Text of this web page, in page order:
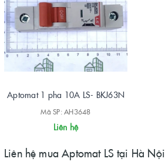
Aptomat 1 pha 10A LS- BKJ63N
Mã SP: AH3648
Liên hệ
Liên hệ mua Aptomat LS tại Hà Nội